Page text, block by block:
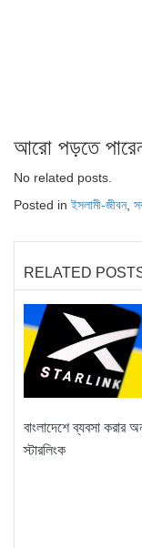
আরো পড়তে
No related posts.
Posted inইসলামী-জীবন,
RELATED
বাংলাদেশে ব্যবসা করার
স্টারলিংক